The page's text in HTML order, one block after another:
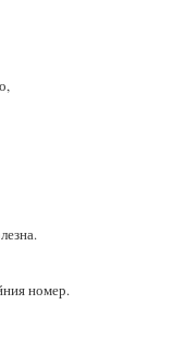
номер.